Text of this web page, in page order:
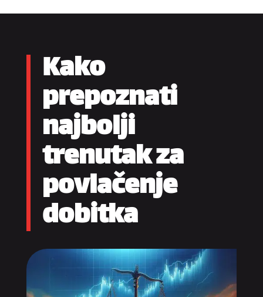
Kako
prepoznati
najbolji
trenutak za
povlačenje
dobitka